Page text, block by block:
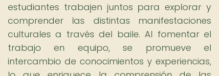
estudiantes trabajen juntos para explorar y
comprender las distintas manifestaciones
culturales a través del baile. Al fomentar el
trabajo en equipo, se promueve el
intercambio de conocimientos y experiencias,